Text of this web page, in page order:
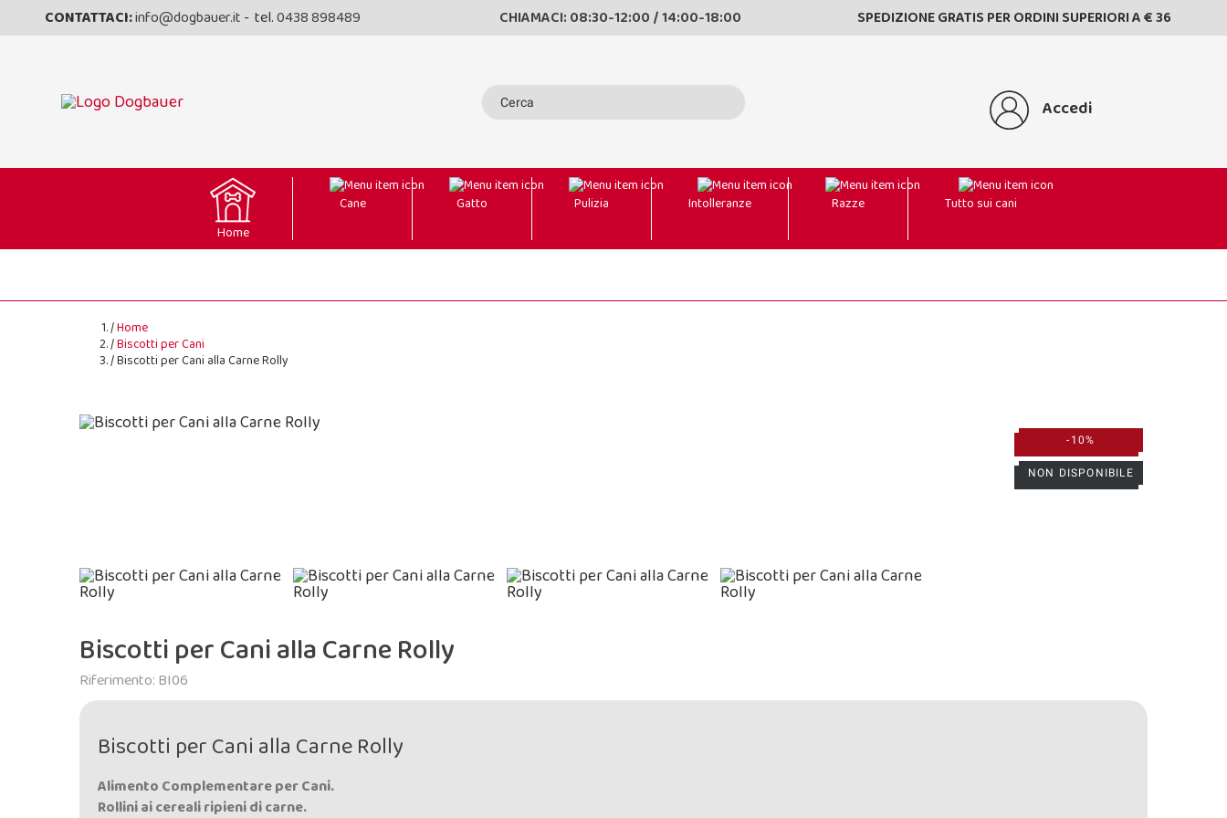
CONTATTACI:info@dogbauer.it - tel.0438 898489 CHIAMACI: 08:30-12:00 / 14:00-18:00 SPEDIZIONE GRATIS PER ORDINI SUPERIORI A € 36
Accedi
Home
Cane Gatto Pulizia Intolleranze Razze Tutto sui cani
Home
Biscotti per Cani
Biscotti per Cani alla Carne Rolly
-10%
NON DISPONIBILE
-10%
NON DISPONIBILE
Biscotti per Cani alla Carne Rolly
Riferimento: BI06
Biscotti per Cani alla Carne Rolly
Alimento Complementare per Cani.
Rollini ai cereali ripieni di carne.